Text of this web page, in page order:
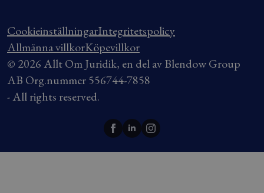
CookieinställningarIntegritetspolicy
Allmänna villkorKöpevillkor
© 2026 Allt Om Juridik, en del av Blendow Group
AB Org.nummer 556744-7858
- All rights reserved.